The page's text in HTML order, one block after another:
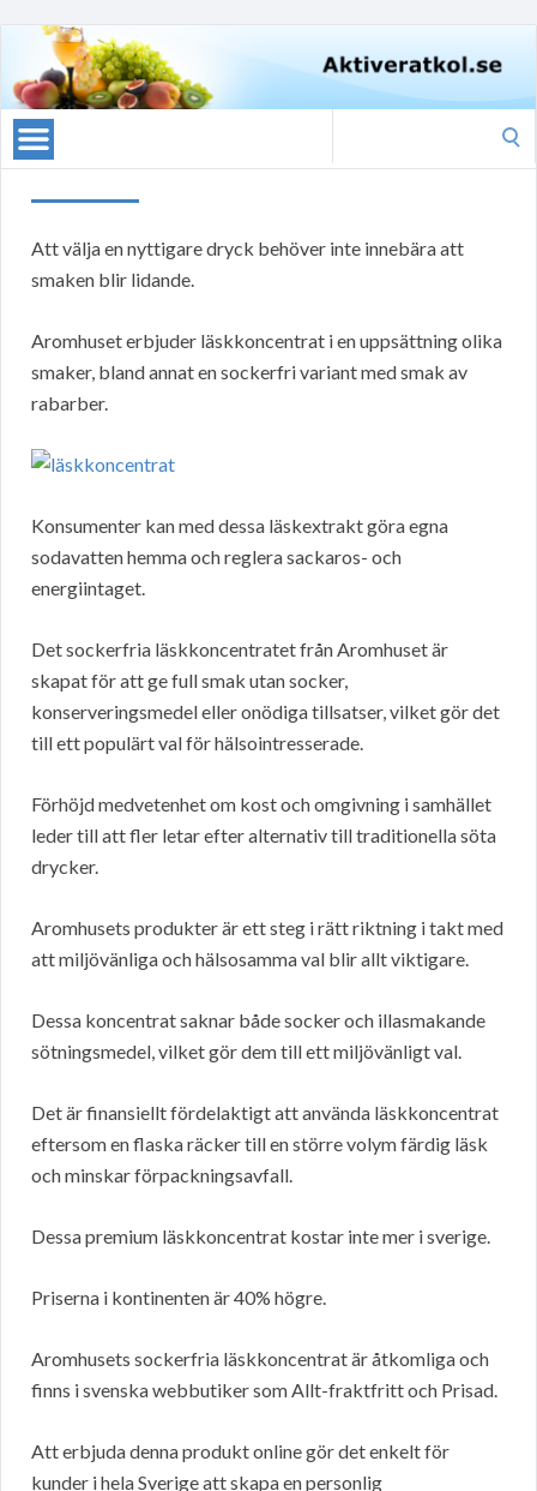
Att välja en nyttigare dryck behöver inte innebära att
smaken blir lidande.
Aromhuset erbjuder läskkoncentrat i en uppsättning olika
smaker, bland annat en sockerfri variant med smak av
rabarber.
Konsumenter kan med dessa läskextrakt göra egna
sodavatten hemma och reglera sackaros- och
energiintaget.
Det sockerfria läskkoncentratet från Aromhuset är
skapat för att ge full smak utan socker,
konserveringsmedel eller onödiga tillsatser, vilket gör det
till ett populärt val för hälsointresserade.
Förhöjd medvetenhet om kost och omgivning i samhället
leder till att fler letar efter alternativ till traditionella söta
drycker.
Aromhusets produkter är ett steg i rätt riktning i takt med
att miljövänliga och hälsosamma val blir allt viktigare.
Dessa koncentrat saknar både socker och illasmakande
sötningsmedel, vilket gör dem till ett miljövänligt val.
Det är finansiellt fördelaktigt att använda läskkoncentrat
eftersom en flaska räcker till en större volym färdig läsk
och minskar förpackningsavfall.
Dessa premium läskkoncentrat kostar inte mer i sverige.
Priserna i kontinenten är 40% högre.
Aromhusets sockerfria läskkoncentrat är åtkomliga och
finns i svenska webbutiker som Allt-fraktfritt och Prisad.
Att erbjuda denna produkt online gör det enkelt för
kunder i hela Sverige att skapa en personlig